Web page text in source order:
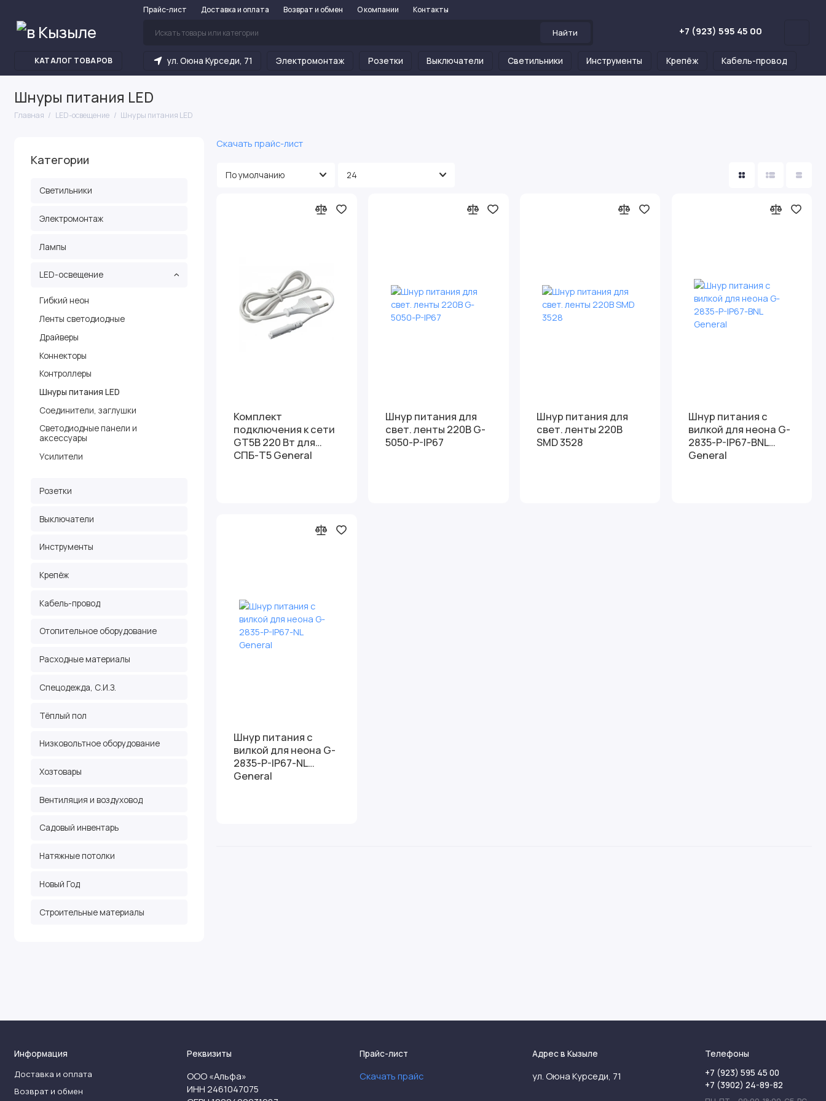
Прайс-лист Доставка и оплата Возврат и обмен О компании Контакты
Найти +7 (923) 595 45 00
КАТАЛОГ ТОВАРОВ ул. Оюна Курседи, 71 Электромонтаж Розетки Выключатели Светильники Инструменты Крепёж Кабель-провод
Шнуры питания LED
Главная LED-освещение Шнуры питания LED
Категории
Светильники
Электромонтаж
Лампы
LED-освещение
Гибкий неон
Ленты светодиодные
Драйверы
Коннекторы
Контроллеры
Шнуры питания LED
Соединители, заглушки
Светодиодные панели и
аксессуары
Усилители
Розетки
Выключатели
Инструменты
Крепёж
Кабель-провод
Отопительное оборудование
Расходные материалы
Спецодежда, С.И.З.
Тёплый пол
Низковольтное оборудование
Хозтовары
Вентиляция и воздуховод
Садовый инвентарь
Натяжные потолки
Новый Год
Строительные материалы
Скачать прайс-лист
Комплект
подключения к сети
GT5B 220 Вт для
СПБ-T5 General
Шнур питания для
свет. ленты 220В G-
5050-P-IP67
Шнур питания для
свет. ленты 220В
SMD 3528
Шнур питания с
вилкой для неона G-
2835-P-IP67-BNL
General
Шнур питания с
вилкой для неона G-
2835-P-IP67-NL
General
Информация
Доставка и оплата
Возврат и обмен
Реквизиты
ООО «Альфа»
ИНН 2461047075
Прайс-лист
Скачать прайс
Адрес в Кызыле
ул. Оюна Курседи, 71
Телефоны
+7 (923) 595 45 00
+7 (3902) 24-89-82